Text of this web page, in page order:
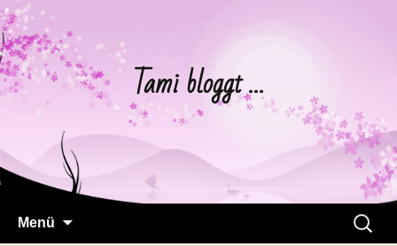
Tami bloggt …
Menü
Suchen
nach: